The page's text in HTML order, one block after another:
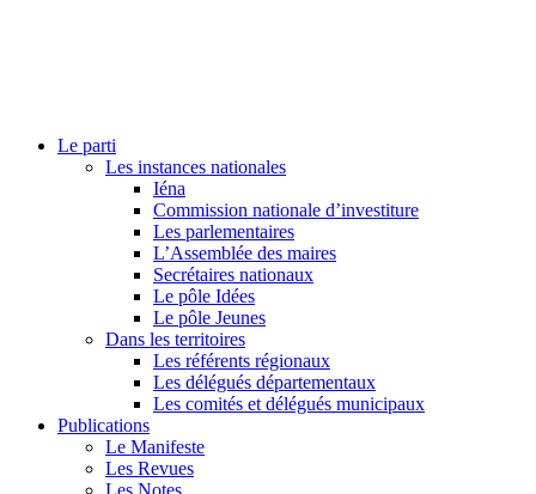
Le parti
Les instances nationales
Iéna
Commission nationale d’investiture
Les parlementaires
L’Assemblée des maires
Secrétaires nationaux
Le pôle Idées
Le pôle Jeunes
Dans les territoires
Les référents régionaux
Les délégués départementaux
Les comités et délégués municipaux
Publications
Le Manifeste
Les Revues
Les Notes